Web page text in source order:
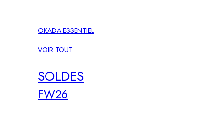
OKADA ESSENTIEL
VOIR TOUT
SOLDES
FW26